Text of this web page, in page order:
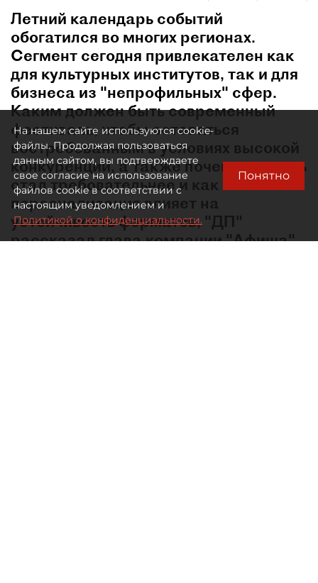
Летний календарь событий
обогатился во многих регионах.
Сегмент сегодня привлекателен как
для культурных институтов, так и для
бизнеса из "непрофильных" сфер.
Каким должен быть современный
фестиваль, чтобы оставаться
востребованным в условиях высокой
конкуренции, а также почему зритель
стал требовательнее и как
персонализация влияет на
устойчивость форматов, "ДП"
рассказал глава компании "Афиша"
На нашем сайте используются cookie-
файлы. Продолжая пользоваться
данным сайтом, вы подтверждаете
свое согласие на использование
файлов cookie в соответствии с
настоящим уведомлением и
Политикой о конфиденциальности.
Понятно